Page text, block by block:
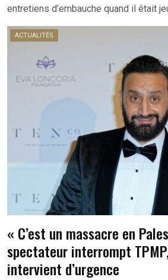
entretiens d’embauche quand il était
ACTUALITÉS
« C’est un massacre en
spectateur interrompt
intervient d’urgence